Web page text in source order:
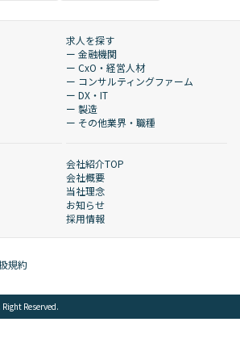
求人を探す
ー 金融機関
ー CxO・経営人材
ー コンサルティングファーム
ー DX・IT
ー 製造
ー その他業界・職種
会社紹介TOP
会社概要
当社理念
お知らせ
採用情報
規約
Reserved.